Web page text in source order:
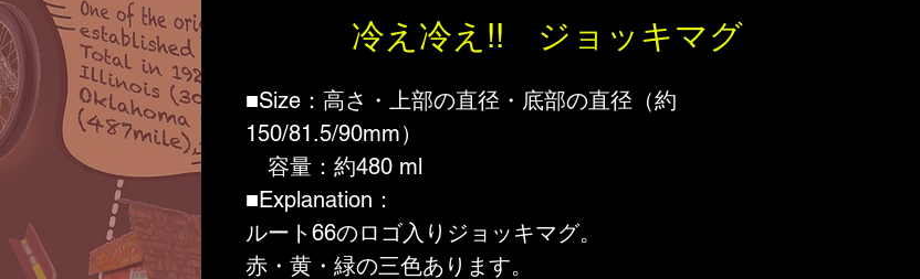
冷え冷え!! ジョッキマグ
■Size：高さ・上部の直径・底部の直径（約
150/81.5/90mm）
容量：約480 ml
■Explanation：
ルート66のロゴ入りジョッキマグ。
赤・黄・緑の三色あります。